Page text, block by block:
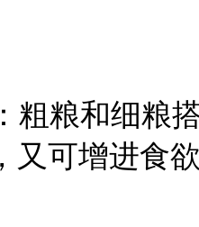
粮和细粮
又可增进食